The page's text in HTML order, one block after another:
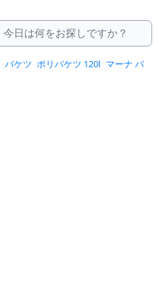
バケツ ポリバケツ 120l マーナ バ